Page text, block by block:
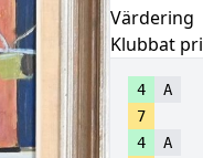
Värdering
Klubbat
4 A
7
4 A